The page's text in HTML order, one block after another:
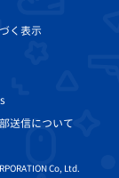
く表示
送信について
Co, Ltd.